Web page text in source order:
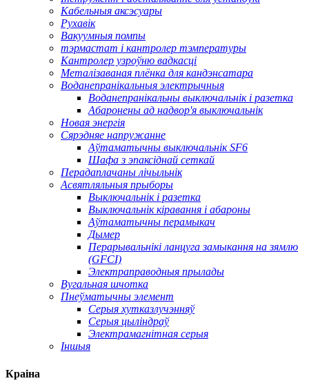
Кабельныя аксэсуары
Рухавік
Вакуумныя помпы
тэрмастат і кантролер тэмпературы
Кантролер узроўню вадкасці
Металізаваная плёнка для кандэнсатара
Воданепранікальныя электрычныя
Воданепранікальны выключальнік і разетка
Абаронены ад надвор'я выключальнік
Новая энергія
Сярэдняе напружанне
Аўтаматычны выключальнік SF6
Шафа з эпаксіднай сеткай
Перадаплачаны лічыльнік
Асвятляльныя прыборы
Выключальнік і разетка
Выключальнік кіравання і абароны
Аўтаматычны перамыкач
Дымер
Перарывальнікі ланцуга замыкання на зямлю
(GFCI)
Электраправодныя прылады
Вугальная шчотка
Пнеўматычны элемент
Серыя хутказлучэнняў
Серыя цыліндраў
Электрамагнітная серыя
Іншыя
Краіна